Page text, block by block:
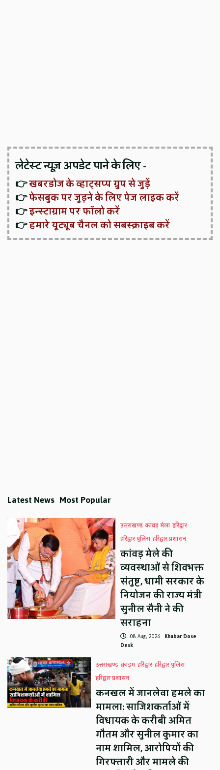
लेटेस्ट न्यूज़ अपडेट पाने के लिए -
👉खबरडोज के व्हाट्सप्प ग्रुप से जुड़ें
👉फेसबुक पर जुड़ने के लिए पेज लाइक करें
👉इन्स्टाग्राम पर फॉलो करें
👉हमारे यूट्यूब चैनल को सबस्क्राइब करें
Latest News Most Popular
उत्तराखण्ड कावड़ मेला हरिद्वार
हरिद्वार पुलिस हरिद्वार प्रशासन
कांवड़ मेले की
व्यवस्थाओं से शिवभक्त
संतुष्ट, धामी सरकार के
नियोजन की राज्य मंत्री
सुनील सैनी ने की
सराहना
08 Aug, 2026 Khabar Dose
Desk
उत्तराखण्ड क्राइम हरिद्वार हरिद्वार पुलिस
हरिद्वार प्रशासन
कनखल में जानलेवा हमले का
मामला: साजिशकर्ताओं में
विधायक के करीबी अमित
गौतम और सुनील कुमार का
नाम शामिल, आरोपियों की
गिरफ्तारी और मामले की